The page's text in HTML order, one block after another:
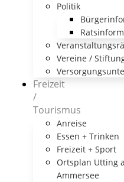
Politik
Vereine /
Freizeit
/
Tourismus
Anreise
Essen + Trinken
Freizeit + Sport
Ortsplan Utting
Ammersee